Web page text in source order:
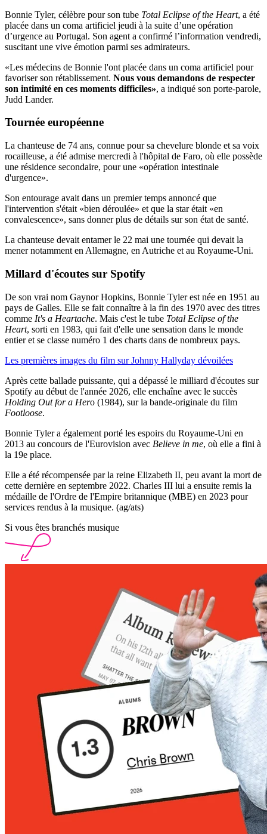
Bonnie Tyler, célèbre pour son tube Total Eclipse of the Heart, a été
placée dans un coma artificiel jeudi à la suite d’une opération
d’urgence au Portugal. Son agent a confirmé l’information vendredi,
suscitant une vive émotion parmi ses admirateurs.
«Les médecins de Bonnie l'ont placée dans un coma artificiel pour
favoriser son rétablissement. Nous vous demandons de respecter
son intimité en ces moments difficiles», a indiqué son porte-parole,
Judd Lander.
Tournée européenne
La chanteuse de 74 ans, connue pour sa chevelure blonde et sa voix
rocailleuse, a été admise mercredi à l'hôpital de Faro, où elle possède
une résidence secondaire, pour une «opération intestinale
d'urgence».
Son entourage avait dans un premier temps annoncé que
l'intervention s'était «bien déroulée» et que la star était «en
convalescence», sans donner plus de détails sur son état de santé.
La chanteuse devait entamer le 22 mai une tournée qui devait la
mener notamment en Allemagne, en Autriche et au Royaume-Uni.
Millard d'écoutes sur Spotify
De son vrai nom Gaynor Hopkins, Bonnie Tyler est née en 1951 au
pays de Galles. Elle se fait connaître à la fin des 1970 avec des titres
comme It's a Heartache. Mais c'est le tube Total Eclipse of the
Heart, sorti en 1983, qui fait d'elle une sensation dans le monde
entier et se classe numéro 1 des charts dans de nombreux pays.
Les premières images du film sur Johnny Hallyday dévoilées
Après cette ballade puissante, qui a dépassé le milliard d'écoutes sur
Spotify au début de l'année 2026, elle enchaîne avec le succès
Holding Out for a Hero (1984), sur la bande-originale du film
Footloose.
Bonnie Tyler a également porté les espoirs du Royaume-Uni en
2013 au concours de l'Eurovision avec Believe in me, où elle a fini à
la 19e place.
Elle a été récompensée par la reine Elizabeth II, peu avant la mort de
cette dernière en septembre 2022. Charles III lui a ensuite remis la
médaille de l'Ordre de l'Empire britannique (MBE) en 2023 pour
services rendus à la musique. (ag/ats)
Si vous êtes branchés musique